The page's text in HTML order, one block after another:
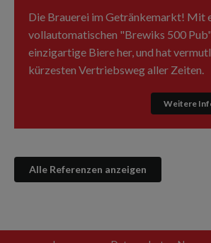
Die Brauerei im Getränkemarkt! Mit
vollautomatischen "Brewiks 500
einzigartige Biere her, und hat
kürzesten Vertriebsweg aller Zeiten.
Weitere
Alle Referenzen anzeigen